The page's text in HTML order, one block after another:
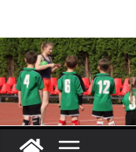
obsah